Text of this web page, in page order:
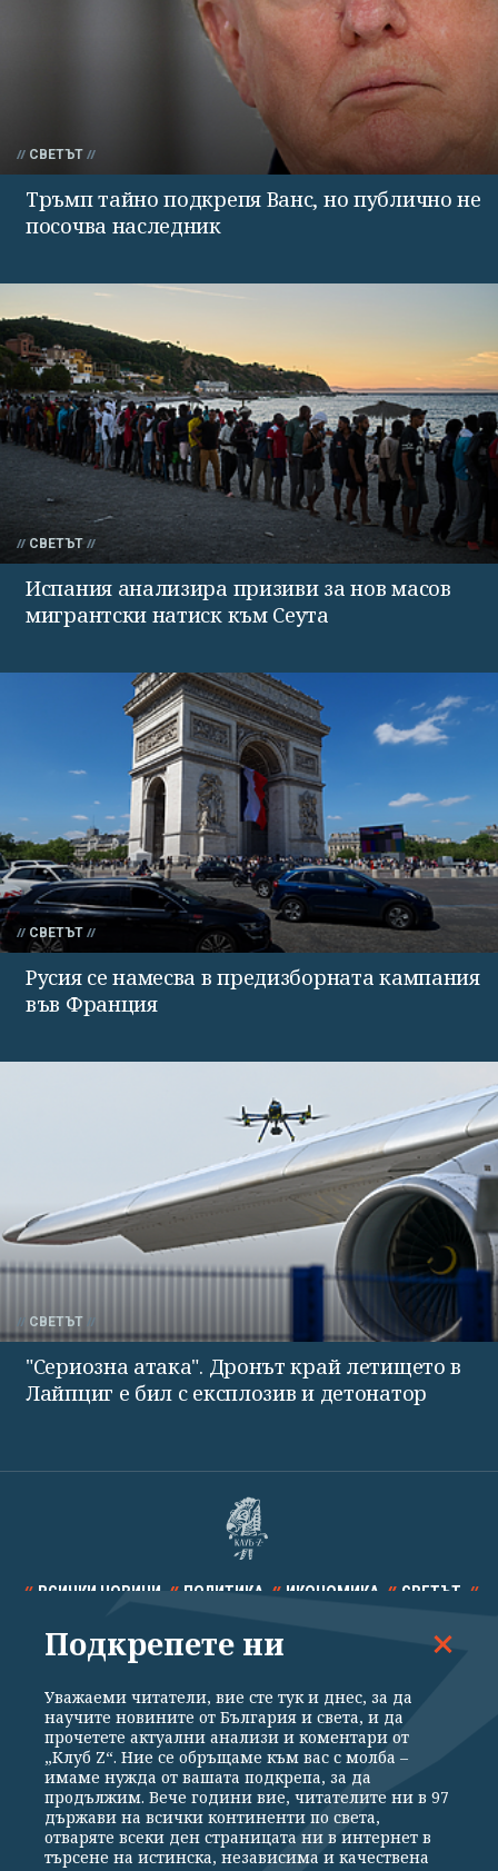
СВЕТЪТ
Тръмп тайно подкрепя Ванс, но публично не
посочва наследник
СВЕТЪТ
Испания анализира призиви за нов масов
мигрантски натиск към Сеута
СВЕТЪТ
Русия се намесва в предизборната кампания
във Франция
СВЕТЪТ
"Сериозна атака". Дронът край летището в
Лайпциг е бил с експлозив и детонатор
ВСИЧКИ НОВИНИ ПОЛИТИКА ИКОНОМИКА СВЕТЪТ
СПОРТ КУЛТУРА ТЕХНОЛОГИИ КАЛЕЙДОСКОП
Общи условия
Политика за поверителност
Реклама
Партньори Контакти
За Клуб Z
Подкрепете ни
Уважаеми читатели, вие сте тук и днес, за да
научите новините от България и света, и да
прочетете актуални анализи и коментари от
„Клуб Z“. Ние се обръщаме към вас с молба –
имаме нужда от вашата подкрепа, за да
продължим. Вече години вие, читателите ни в 97
държави на всички континенти по света,
отваряте всеки ден страницата ни в интернет в
търсене на истинска, независима и качествена